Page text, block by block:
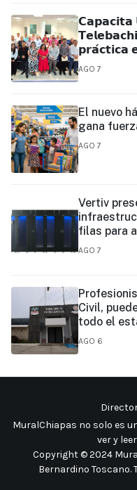
𝗽𝗿𝗮́𝗰𝘁𝗶𝗰𝗮
AGO 7
El nuevo
gana
AGO 7
Vertiv
filas para
de centros
AGO 7
Civil,
todo el
AGO 6
MuralChiapas no solo es
ver y
Copyright © 2024
Bernardino Toscano.